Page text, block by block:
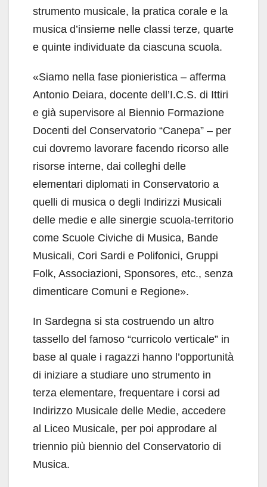
strumento musicale, la pratica corale e la
musica d’insieme nelle classi terze, quarte
e quinte individuate da ciascuna scuola.
«Siamo nella fase pionieristica – afferma
Antonio Deiara, docente dell’I.C.S. di Ittiri
e già supervisore al Biennio Formazione
Docenti del Conservatorio “Canepa” – per
cui dovremo lavorare facendo ricorso alle
risorse interne, dai colleghi delle
elementari diplomati in Conservatorio a
quelli di musica o degli Indirizzi Musicali
delle medie e alle sinergie scuola-territorio
come Scuole Civiche di Musica, Bande
Musicali, Cori Sardi e Polifonici, Gruppi
Folk, Associazioni, Sponsores, etc., senza
dimenticare Comuni e Regione».
In Sardegna si sta costruendo un altro
tassello del famoso “curricolo verticale” in
base al quale i ragazzi hanno l’opportunità
di iniziare a studiare uno strumento in
terza elementare, frequentare i corsi ad
Indirizzo Musicale delle Medie, accedere
al Liceo Musicale, per poi approdare al
triennio più biennio del Conservatorio di
Musica.